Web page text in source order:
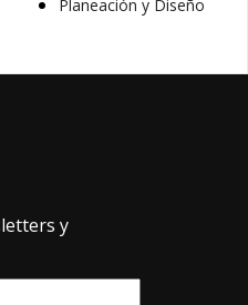
Planeación y Diseño
y